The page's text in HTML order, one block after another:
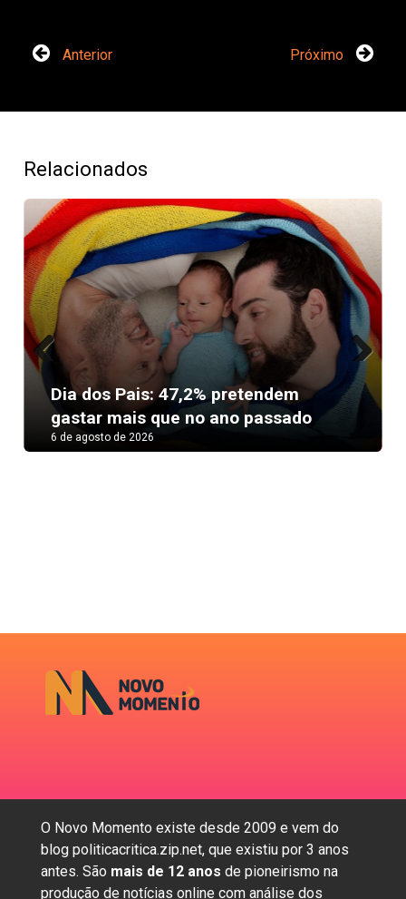
Anterior Próximo
Relacionados
Dia dos Pais: 47,2% pretendem
gastar mais que no ano passado
6 de agosto de 2026
Previous Next
O Novo Momento existe desde 2009 e vem do
blog politicacritica.zip.net, que existiu por 3 anos
antes. São mais de 12 anos de pioneirismo na
produção de notícias online com análise dos